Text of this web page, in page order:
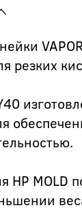
резких
HP